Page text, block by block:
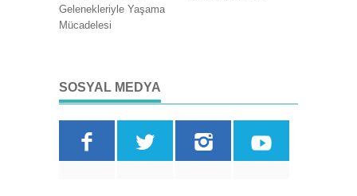
Gelenekleriyle Yaşama
Mücadelesi
SOSYAL MEDYA